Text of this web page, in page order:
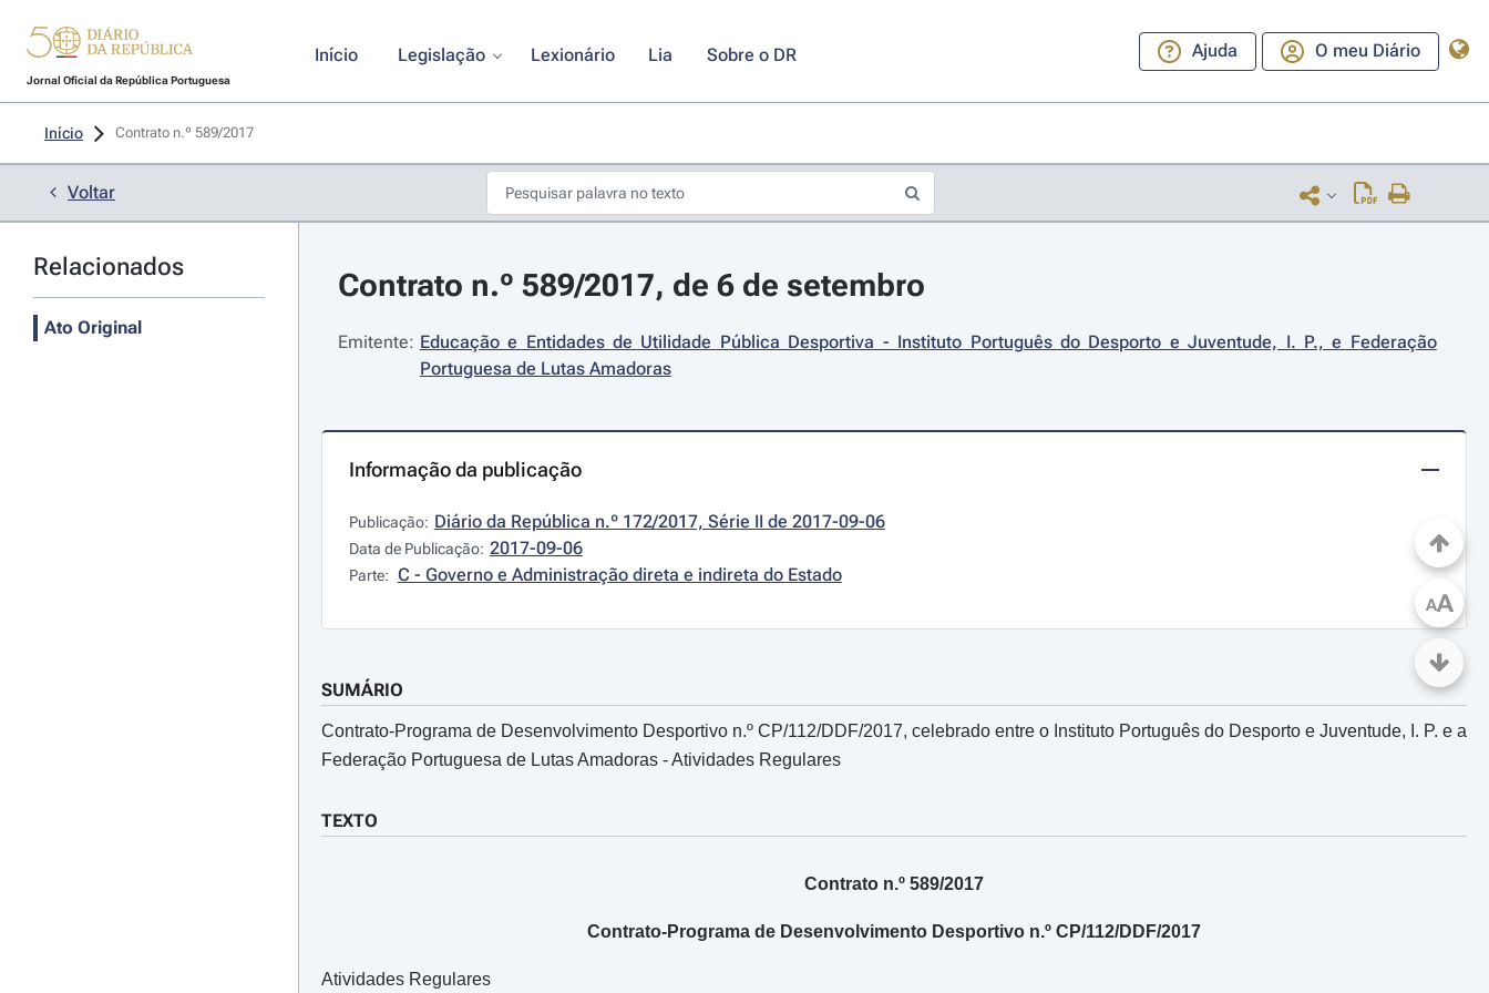
Jornal Oficial da República Portuguesa
Início Legislação Lexionário Lia Sobre o DR Ajuda O meu Diário
Início Contrato n.º 589/2017
Voltar
Relacionados
Ato Original
Contrato n.º 589/2017, de 6 de setembro
Emitente: Educação e Entidades de Utilidade Pública Desportiva - Instituto Português do Desporto e Juventude, I. P., e Federação
Portuguesa de Lutas Amadoras
Informação da publicação
Publicação: Diário da República n.º 172/2017, Série II de 2017-09-06
Data de Publicação: 2017-09-06
Parte: C - Governo e Administração direta e indireta do Estado
SUMÁRIO
Contrato-Programa de Desenvolvimento Desportivo n.º CP/112/DDF/2017, celebrado entre o Instituto Português do Desporto e Juventude, I. P. e a
Federação Portuguesa de Lutas Amadoras - Atividades Regulares
TEXTO
Contrato n.º 589/2017
Contrato-Programa de Desenvolvimento Desportivo n.º CP/112/DDF/2017
Atividades Regulares
AA